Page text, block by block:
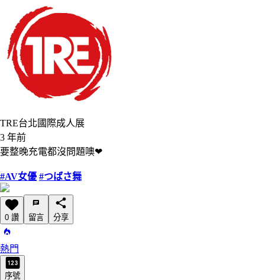
TRE台北國際成人展
3 年前
要整晚充電都沒問題噢❤
#AV女優 #つばさ舞
0 讚 留言 分享
熱門
序號